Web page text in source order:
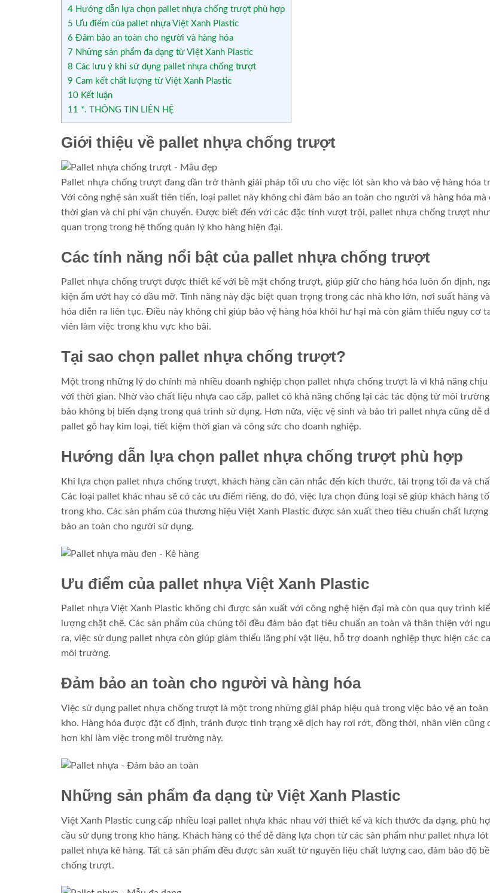
4 Hướng dẫn lựa chọn pallet nhựa chống trượt phù hợp
5 Ưu điểm của pallet nhựa Việt Xanh Plastic
6 Đảm bảo an toàn cho người và hàng hóa
7 Những sản phẩm đa dạng từ Việt Xanh Plastic
8 Các lưu ý khi sử dụng pallet nhựa chống trượt
9 Cam kết chất lượng từ Việt Xanh Plastic
10 Kết luận
11 *. THÔNG TIN LIÊN HỆ
Giới thiệu về pallet nhựa chống trượt
Pallet nhựa chống trượt đang dần trở thành giải pháp tối ưu cho việc lót sàn kho và bảo vệ hàng hóa
Với công nghệ sản xuất tiên tiến, loại pallet này không chỉ đảm bảo an toàn cho người và hàng hóa
thời gian và chi phí vận chuyển. Được biết đến với các đặc tính vượt trội, pallet nhựa chống trượt như
quan trọng trong hệ thống quản lý kho hàng hiện đại.
Các tính năng nổi bật của pallet nhựa chống trượt
Pallet nhựa chống trượt được thiết kế với bề mặt chống trượt, giúp giữ cho hàng hóa luôn ổn định,
kiện ẩm ướt hay có dầu mỡ. Tính năng này đặc biệt quan trọng trong các nhà kho lớn, nơi suất hàng
hóa diễn ra liên tục. Điều này không chỉ giúp bảo vệ hàng hóa khỏi hư hại mà còn giảm thiểu nguy cơ
viên làm việc trong khu vực kho bãi.
Tại sao chọn pallet nhựa chống trượt?
Một trong những lý do chính mà nhiều doanh nghiệp chọn pallet nhựa chống trượt là vì khả năng
với thời gian. Nhờ vào chất liệu nhựa cao cấp, pallet có khả năng chống lại các tác động từ môi
bảo không bị biến dạng trong quá trình sử dụng. Hơn nữa, việc vệ sinh và bảo trì pallet nhựa cũng dễ
pallet gỗ hay kim loại, tiết kiệm thời gian và công sức cho doanh nghiệp.
Hướng dẫn lựa chọn pallet nhựa chống trượt phù hợp
Khi lựa chọn pallet nhựa chống trượt, khách hàng cần cân nhắc đến kích thước, tải trọng tối đa và
Các loại pallet khác nhau sẽ có các ưu điểm riêng, do đó, việc lựa chọn đúng loại sẽ giúp khách hàng
trong kho. Các sản phẩm của thương hiệu Việt Xanh Plastic được sản xuất theo tiêu chuẩn chất lượng
bảo an toàn cho người sử dụng.
Ưu điểm của pallet nhựa Việt Xanh Plastic
Pallet nhựa Việt Xanh Plastic không chỉ được sản xuất với công nghệ hiện đại mà còn qua quy trình
lượng chặt chẽ. Các sản phẩm của chúng tôi đều đảm bảo đạt tiêu chuẩn an toàn và thân thiện với
ra, việc sử dụng pallet nhựa còn giúp giảm thiểu lãng phí vật liệu, hỗ trợ doanh nghiệp thực hiện các
môi trường.
Đảm bảo an toàn cho người và hàng hóa
Việc sử dụng pallet nhựa chống trượt là một trong những giải pháp hiệu quả trong việc bảo vệ an
kho. Hàng hóa được đặt cố định, tránh được tình trạng xê dịch hay rơi rớt, đồng thời, nhân viên cũng
hơn khi làm việc trong môi trường này.
Những sản phẩm đa dạng từ Việt Xanh Plastic
Việt Xanh Plastic cung cấp nhiều loại pallet nhựa khác nhau với thiết kế và kích thước đa dạng, phù
cầu sử dụng trong kho hàng. Khách hàng có thể dễ dàng lựa chọn từ các sản phẩm như pallet nhựa lót
pallet nhựa kê hàng. Tất cả sản phẩm đều được sản xuất từ nguyên liệu chất lượng cao, đảm bảo độ
chống trượt.